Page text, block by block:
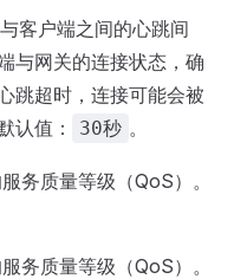
客户端之间的心跳间
与网关的连接状态，确
跳超时，连接可能会被
认值：
30秒 。
务质量等级（QoS）。
务质量等级（QoS）。